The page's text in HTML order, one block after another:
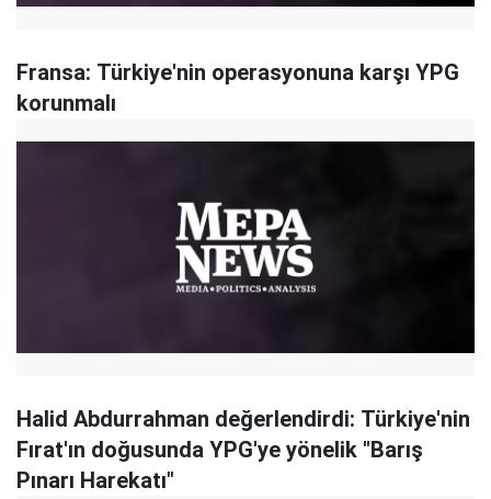
Fransa: Türkiye'nin operasyonuna karşı YPG
korunmalı
Halid Abdurrahman değerlendirdi: Türkiye'nin
Fırat'ın doğusunda YPG'ye yönelik "Barış
Pınarı Harekatı"